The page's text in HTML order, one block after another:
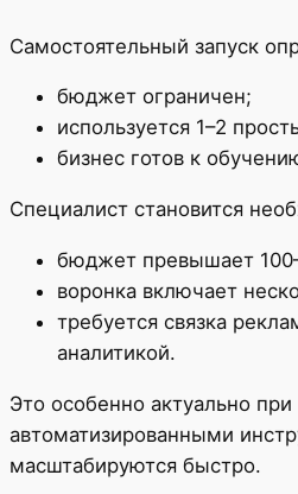
Самостоятельный запуск
бюджет ограничен;
используется 1–2
бизнес готов к
Специалист становится
бюджет превышает
воронка включает
требуется связка
аналитикой.
Это особенно актуально
автоматизированными
масштабируются быстро.